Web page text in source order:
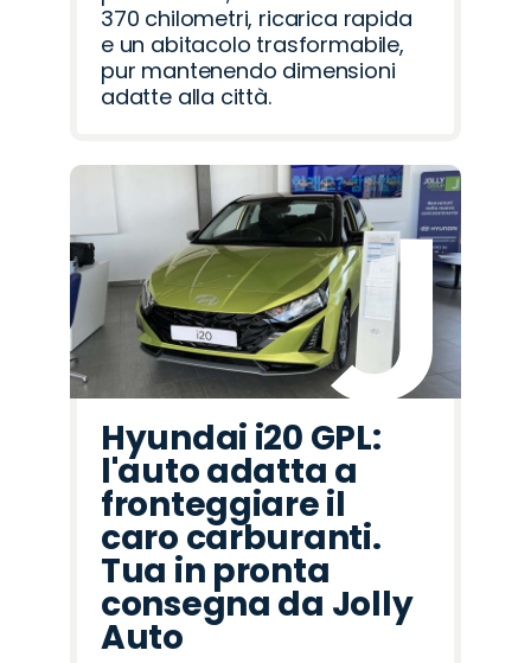
370 chilometri, ricarica rapida
e un abitacolo trasformabile,
pur mantenendo dimensioni
adatte alla città.
Hyundai i20 GPL:
l'auto adatta a
fronteggiare il
caro carburanti.
Tua in pronta
consegna da Jolly
Auto